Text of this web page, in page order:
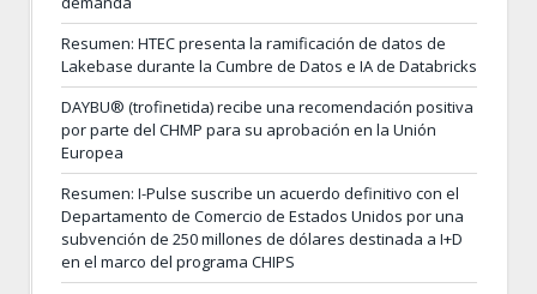
Resumen: HTEC presenta la ramificación de datos de
Lakebase durante la Cumbre de Datos e IA de Databricks
DAYBU® (trofinetida) recibe una recomendación positiva
por parte del CHMP para su aprobación en la Unión
Europea
Resumen: I-Pulse suscribe un acuerdo definitivo con el
Departamento de Comercio de Estados Unidos por una
subvención de 250 millones de dólares destinada a I+D
en el marco del programa CHIPS